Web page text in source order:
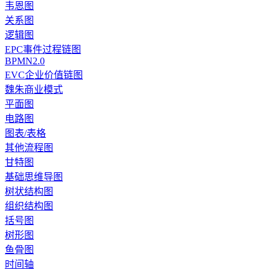
韦恩图
关系图
逻辑图
EPC事件过程链图
BPMN2.0
EVC企业价值链图
魏朱商业模式
平面图
电路图
图表/表格
其他流程图
甘特图
基础思维导图
树状结构图
组织结构图
括号图
树形图
鱼骨图
时间轴